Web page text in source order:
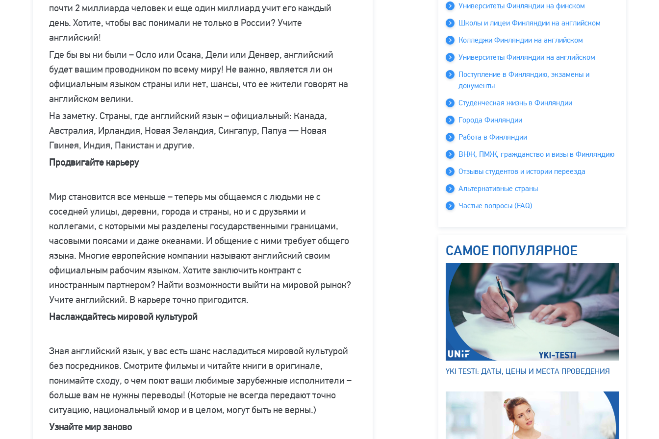
почти 2 миллиарда человек и еще один миллиард учит его каждый
день. Хотите, чтобы вас понимали не только в России? Учите
английский!
Где бы вы ни были – Осло или Осака, Дели или Денвер, английский
будет вашим проводником по всему миру! Не важно, является ли он
официальным языком страны или нет, шансы, что ее жители говорят на
английском велики.
На заметку. Страны, где английский язык – официальный: Канада,
Австралия, Ирландия, Новая Зеландия, Сингапур, Папуа — Новая
Гвинея, Индия, Пакистан и другие.
Продвигайте карьеру
Мир становится все меньше – теперь мы общаемся с людьми не с
соседней улицы, деревни, города и страны, но и с друзьями и
коллегами, с которыми мы разделены государственными границами,
часовыми поясами и даже океанами. И общение с ними требует общего
языка. Многие европейские компании называют английский своим
официальным рабочим языком. Хотите заключить контракт с
иностранным партнером? Найти возможности выйти на мировой рынок?
Учите английский. В карьере точно пригодится.
Наслаждайтесь мировой культурой
Зная английский язык, у вас есть шанс насладиться мировой культурой
без посредников. Смотрите фильмы и читайте книги в оригинале,
понимайте сходу, о чем поют ваши любимые зарубежные исполнители –
больше вам не нужны переводы! (Которые не всегда передают точно
ситуацию, национальный юмор и в целом, могут быть не верны.)
Узнайте мир заново
Университеты Финляндии на финском
Школы и лицеи Финляндии на английском
Колледжи Финляндии на английском
Университеты Финляндии на английском
Поступление в Финляндию, экзамены и
документы
Студенческая жизнь в Финляндии
Города Финляндии
Работа в Финляндии
ВНЖ, ПМЖ, гражданство и визы в Финляндию
Отзывы студентов и истории переезда
Альтернативные страны
Частые вопросы (FAQ)
САМОЕ ПОПУЛЯРНОЕ
YKI TESTI: ДАТЫ, ЦЕНЫ И МЕСТА ПРОВЕДЕНИЯ